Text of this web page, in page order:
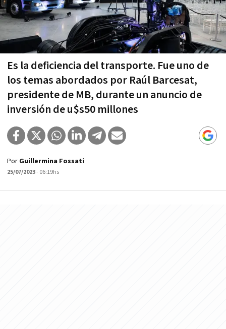
Es la deficiencia del transporte. Fue uno de
los temas abordados por Raúl Barcesat,
presidente de MB, durante un anuncio de
inversión de u$s50 millones
Por Guillermina Fossati
25/07/2023- 06:19hs